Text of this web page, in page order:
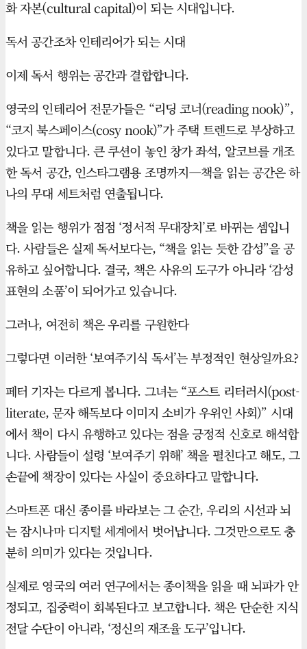
화 자본(cultural capital)이 되는 시대입니다.
독서 공간조차 인테리어가 되는 시대
이제 독서 행위는 공간과 결합합니다.
영국의 인테리어 전문가들은 “리딩 코너(reading nook)”,
“코지 북스페이스(cosy nook)”가 주택 트렌드로 부상하고
있다고 말합니다. 큰 쿠션이 놓인 창가 좌석, 알코브를 개조
한 독서 공간, 인스타그램용 조명까지—책을 읽는 공간은 하
나의 무대 세트처럼 연출됩니다.
책을 읽는 행위가 점점 ‘정서적 무대장치’로 바뀌는 셈입니
다. 사람들은 실제 독서보다는, “책을 읽는 듯한 감성”을 공
유하고 싶어합니다. 결국, 책은 사유의 도구가 아니라 ‘감성
표현의 소품’이 되어가고 있습니다.
그러나, 여전히 책은 우리를 구원한다
그렇다면 이러한 ‘보여주기식 독서’는 부정적인 현상일까요?
페터 기자는 다르게 봅니다. 그녀는 “포스트 리터러시(post-
literate, 문자 해독보다 이미지 소비가 우위인 사회)” 시대
에서 책이 다시 유행하고 있다는 점을 긍정적 신호로 해석합
니다. 사람들이 설령 ‘보여주기 위해’ 책을 펼친다고 해도, 그
손끝에 책장이 있다는 사실이 중요하다고 말합니다.
스마트폰 대신 종이를 바라보는 그 순간, 우리의 시선과 뇌
는 잠시나마 디지털 세계에서 벗어납니다. 그것만으로도 충
분히 의미가 있다는 것입니다.
실제로 영국의 여러 연구에서는 종이책을 읽을 때 뇌파가 안
정되고, 집중력이 회복된다고 보고합니다. 책은 단순한 지식
전달 수단이 아니라, ‘정신의 재조율 도구’입니다.